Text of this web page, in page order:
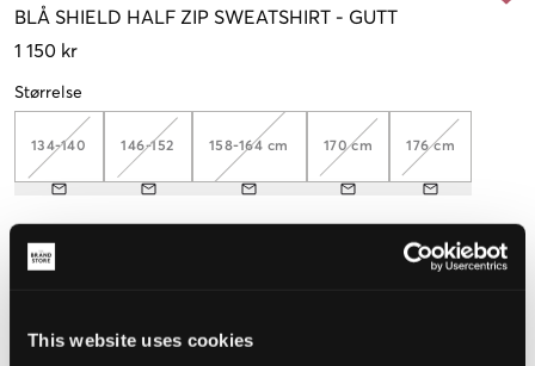
This website uses cookies
BLÅ SHIELD HALF ZIP SWEATSHIRT - GUTT
1 150 kr
Størrelse
134-140 146-152 158-164 cm 170 cm 176 cm
Opplevd størrelse
STØRRELSESTABELL